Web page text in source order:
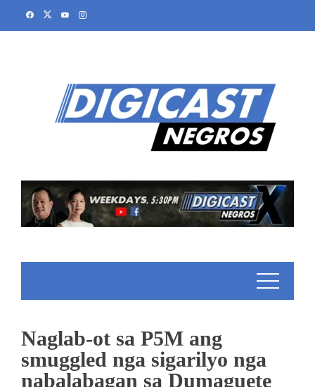
Naglab-ot sa P5M ang
smuggled nga sigarilyo nga
nabalabagan sa Dumaguete